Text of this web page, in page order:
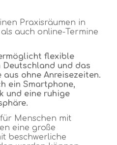
Praxisräumen in
als auch online- Termine
flexible
Deutschland und das
aus ohne Anreisezeiten.
ein Smartphone,
und eine ruhige
Menschen mit
eine große
beschwerliche